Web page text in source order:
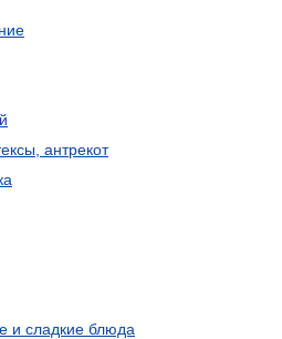
антрекот
и сладкие блюда